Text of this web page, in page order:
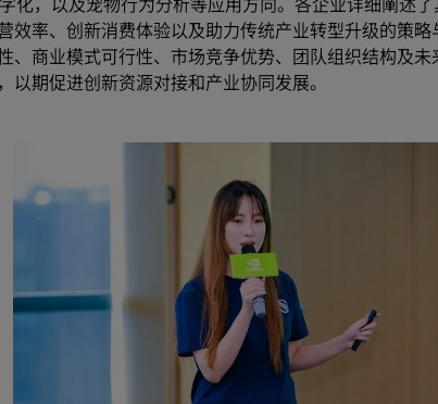
化，以及宠物行为分析等应用方向。各企业详细阐述
效率、创新消费体验以及助力传统产业转型升级的策
、商业模式可行性、市场竞争优势、团队组织结构及
以期促进创新资源对接和产业协同发展。